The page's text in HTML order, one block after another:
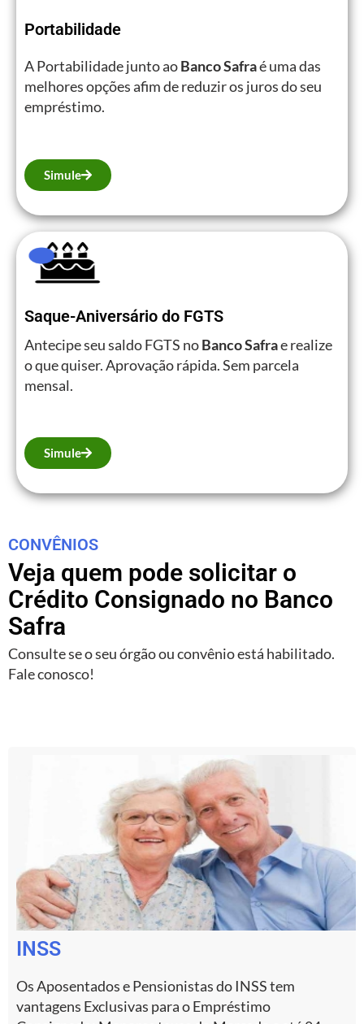
Portabilidade
A Portabilidade junto aoBanco Safraé uma das
melhores opções afim de reduzir os juros do seu
empréstimo.
Simule
Saque-Aniversário do FGTS
Antecipe seu saldo FGTS noBanco Safrae realize
o que quiser. Aprovação rápida. Sem parcela
mensal.
Simule
CONVÊNIOS
Veja quem pode solicitar o
Crédito Consignado no Banco
Safra
Consulte se o seu órgão ou convênio está habilitado.
Fale conosco!
INSS
Os Aposentados e Pensionistas do INSS tem
vantagens Exclusivas para o Empréstimo